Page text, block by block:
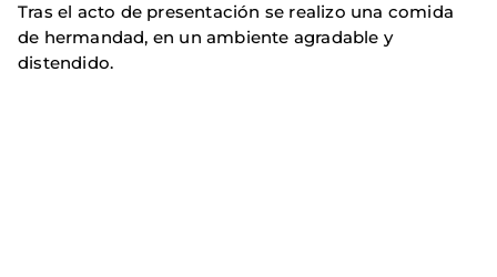
Tras el acto de presentación se realizo una comida
de hermandad, en un ambiente agradable y
distendido.